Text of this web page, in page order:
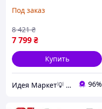
прессы прессовальный
Под заказ
7 799₴
8 421 ₴
Купить
Идея Маркет💡 Интернет-магазин полезных идей 96%